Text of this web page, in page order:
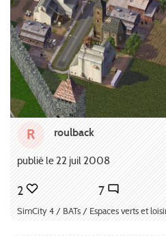
R roulback
publié le 22 juil 2008
2 7
SimCity 4 / BATs / Espaces verts et